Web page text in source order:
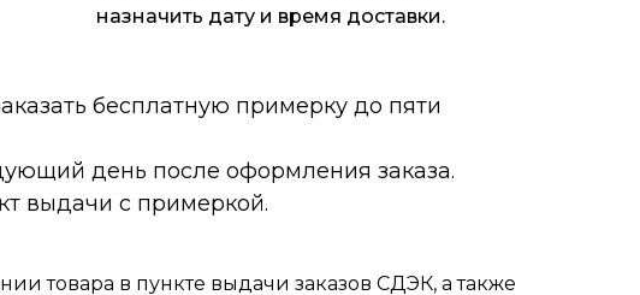
назначить дату и время доставки.
бесплатную примерку до пяти
день после оформления заказа.
выдачи с примеркой.
товара в пункте выдачи заказов СДЭК, а также